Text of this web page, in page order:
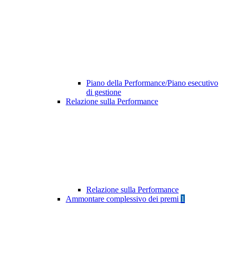
Piano della Performance/Piano esecutivo
di gestione
Relazione sulla Performance
Relazione sulla Performance
Ammontare complessivo dei premi 1